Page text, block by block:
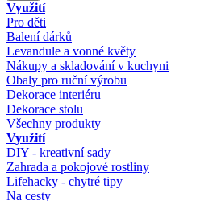
Využití
Pro děti
Balení dárků
Levandule a vonné květy
Nákupy a skladování v kuchyni
Obaly pro ruční výrobu
Dekorace interiéru
Dekorace stolu
Všechny produkty
Využití
DIY - kreativní sady
Zahrada a pokojové rostliny
Lifehacky - chytré tipy
Na cesty